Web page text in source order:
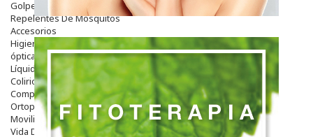
Golpes Y Hematomas
Repelentes De Mosquitos
Accesorios
Higiene
óptica
Líquidos Lentillas
Colirios
Complementos Alimentarios.
Ortopedia - Accesorios
Movilidad
Vida Diaria